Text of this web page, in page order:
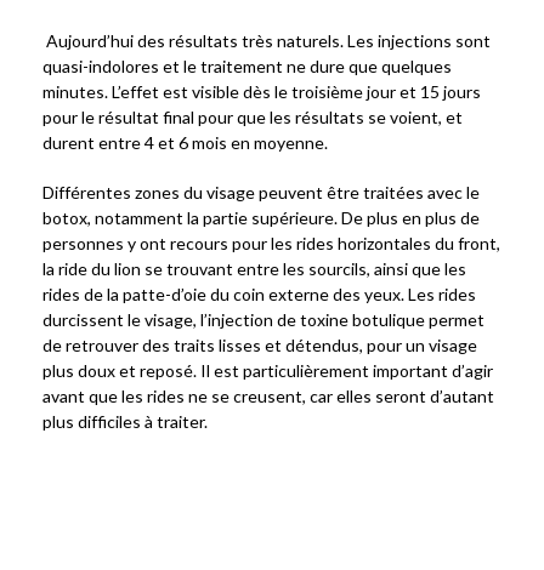
Aujourd’hui des résultats très naturels. Les injections sont
quasi-indolores et le traitement ne dure que quelques
minutes. L’effet est visible dès le troisième jour et 15 jours
pour le résultat final pour que les résultats se voient, et
durent entre 4 et 6 mois en moyenne.
Différentes zones du visage peuvent être traitées avec le
botox, notamment la partie supérieure. De plus en plus de
personnes y ont recours pour les rides horizontales du front,
la ride du lion se trouvant entre les sourcils, ainsi que les
rides de la patte-d’oie du coin externe des yeux. Les rides
durcissent le visage, l’injection de toxine botulique permet
de retrouver des traits lisses et détendus, pour un visage
plus doux et reposé. Il est particulièrement important d’agir
avant que les rides ne se creusent, car elles seront d’autant
plus difficiles à traiter.